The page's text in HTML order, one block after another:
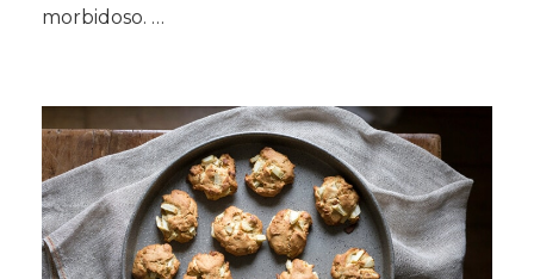
morbidoso. …